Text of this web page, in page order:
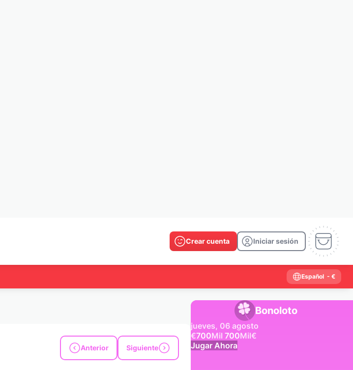
Crear cuenta Iniciar sesión
Español - €
Anterior Siguiente
Bonoloto
jueves, 06 agosto
€700Mil 700Mil€
Jugar Ahora